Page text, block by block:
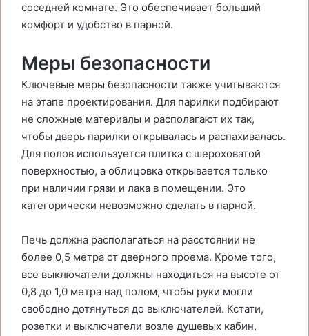
соседней комнате. Это обеспечивает больший
комфорт и удобство в парной.
Меры безопасности
Ключевые меры безопасности также учитываются
на этапе проектирования. Для парилки подбирают
не сложные материалы и располагают их так,
чтобы дверь парилки открывалась и распахивалась.
Для полов используется плитка с шероховатой
поверхностью, а облицовка открывается только
при наличии грязи и лака в помещении. Это
категорически невозможно сделать в парной.
Печь должна располагаться на расстоянии не
более 0,5 метра от дверного проема. Кроме того,
все выключатели должны находиться на высоте от
0,8 до 1,0 метра над полом, чтобы руки могли
свободно дотянуться до выключателей. Кстати,
розетки и выключатели возле душевых кабин,